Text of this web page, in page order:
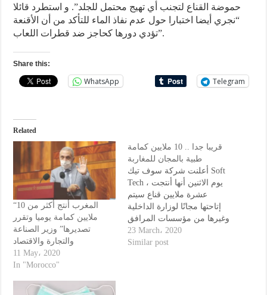
حموضة القناع لتجنب أي تهيج محتمل للجلد”. و استطرد قائلا
“نجري أيضا اختبارا حول عدم نفاذ الماء للتأكد من أن الأقنعة
تؤدي دورها كحاجز ضد قطرات اللعاب”.
Share this:
WhatsApp Telegram
Related
“المغرب أنتج أكثر من 10
ملايين كمامة يوميا وتقرر
تصديرها” وزير الصناعة
والتجارة والاقتصاد
11 May، 2020
In "Morocco"
قريبا جدا .. 10 ملايين كمامة
طبية بالمجان للمغاربة
أعلنت شركة سوف تيك Soft
Tech ، يوم الاثنين أنها أنتجت
عشرة ملايين قناع سيتم
إتاحتها مجانًا لوزارة الداخلية
وغيرها من مؤسسات المرافق
العامة ، كجزء من التعبئة
العامة و التضامن لمحاربة
23 March، 2020
Similar post